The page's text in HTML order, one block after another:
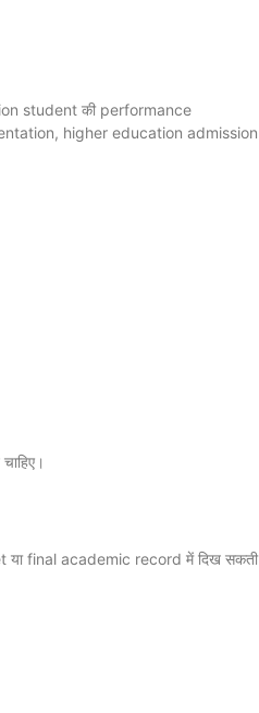
student की performance
higher education admission
final academic record में दिख सकती